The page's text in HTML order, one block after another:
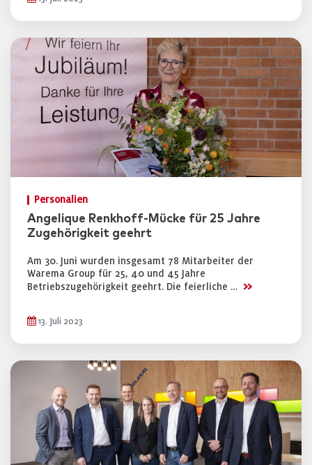
Personalien
Angelique Renkhoff-Mücke für 25 Jahre
Zugehörigkeit geehrt
Am 30. Juni wurden insgesamt 78 Mitarbeiter der
Warema Group für 25, 40 und 45 Jahre
Betriebszugehörigkeit geehrt. Die feierliche … >>
13. Juli 2023